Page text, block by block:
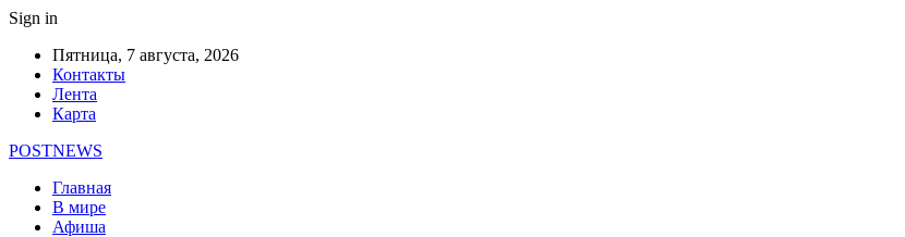
Sign in
Пятница, 7 августа, 2026
Контакты
Лента
Карта
POSTNEWS
Главная
В мире
Афиша